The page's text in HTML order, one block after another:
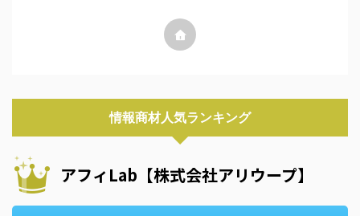
情報商材人気ランキング
アフィLab【株式会社アリウープ】